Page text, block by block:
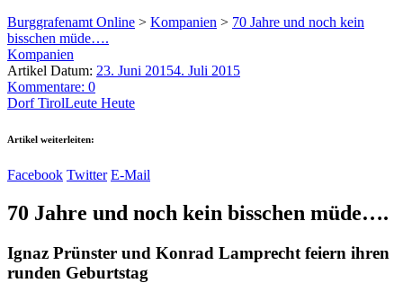
Burggrafenamt Online > Kompanien > 70 Jahre und noch kein
bisschen müde….
Kompanien
Artikel Datum: 23. Juni 20154. Juli 2015
Kommentare: 0
Dorf TirolLeute Heute
Artikel weiterleiten:
Facebook Twitter E-Mail
70 Jahre und noch kein bisschen müde….
Ignaz Prünster und Konrad Lamprecht feiern ihren
runden Geburtstag